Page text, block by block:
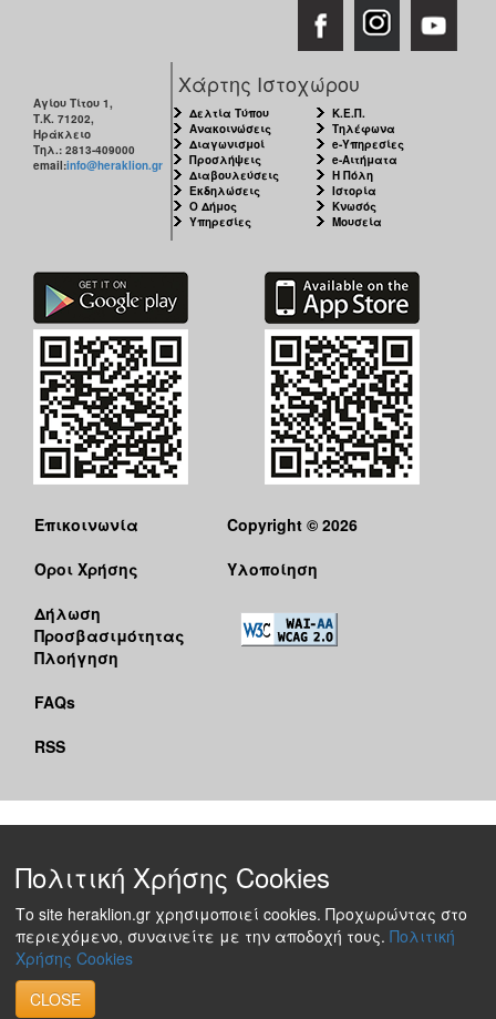
Αγίου Τίτου 1,
Τ.Κ. 71202,
Ηράκλειο
Τηλ.: 2813-409000
email:info@heraklion.gr
Χάρτης Ιστοχώρου
Δελτία Τύπου
Ανακοινώσεις
Διαγωνισμοί
Προσλήψεις
Διαβουλεύσεις
Εκδηλώσεις
Ο Δήμος
Υπηρεσίες
Κ.Ε.Π.
Τηλέφωνα
e-Υπηρεσίες
e-Αιτήματα
Η Πόλη
Ιστορία
Κνωσός
Μουσεία
Επικοινωνία
Όροι Χρήσης
Δήλωση
Προσβασιμότητας
Πλοήγηση
FAQs
RSS
Copyright © 2026
Υλοποίηση
Πολιτική Χρήσης Cookies
Το site heraklion.gr χρησιμοποιεί cookies. Προχωρώντας στο
περιεχόμενο, συναινείτε με την αποδοχή τους. Πολιτική
Χρήσης Cookies
CLOSE